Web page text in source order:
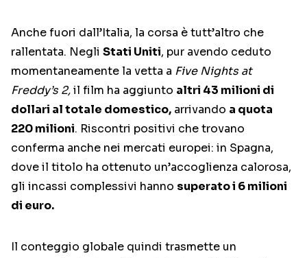
Anche fuori dall’Italia, la corsa è tutt’altro che
rallentata. Negli Stati Uniti, pur avendo ceduto
momentaneamente la vetta a Five Nights at
Freddy’s 2,il film ha aggiunto altri 43 milioni di
dollari al totale domestico, arrivando a quota
220 milioni. Riscontri positivi che trovano
conferma anche nei mercati europei: in Spagna,
dove il titolo ha ottenuto un’accoglienza calorosa,
gli incassi complessivi hanno superato i 6 milioni
di euro.
Il conteggio globale quindi trasmette un